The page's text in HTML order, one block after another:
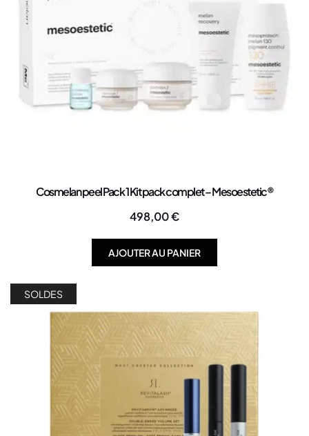
Cosmelan peel Pack 1 Kit pack complet – Mesoestetic®
498,00€
AJOUTER AU PANIER
SOLDES